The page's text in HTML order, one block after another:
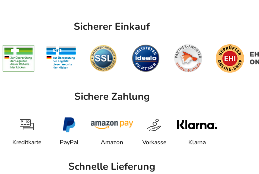
Sicherer Einkauf
Sichere Zahlung
Kreditkarte PayPal Amazon Vorkasse Klarna
Schnelle Lieferung